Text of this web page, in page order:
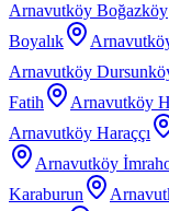
Arnavutköy Boğazköy
Boyalık
Arnavutköy
Fatih
Arnavutköy
Arnavutköy Haraççı
Arnavutköy
Karaburun